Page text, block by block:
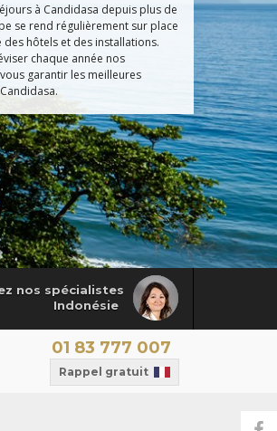
à Candidasa depuis plus de
se rend régulièrement sur place
hôtels et des installations.
chaque année nos
garantir les meilleures
nos spécialistes
Indonésie
01 83 777 007
Rappel gratuit